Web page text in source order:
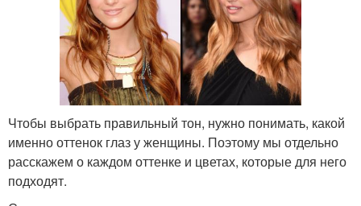
Чтобы выбрать правильный тон, нужно понимать, какой
именно оттенок глаз у женщины. Поэтому мы отдельно
расскажем о каждом оттенке и цветах, которые для него
подходят.